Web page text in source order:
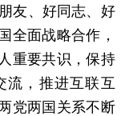
友、好同志、好
全面战略合作，
重要共识，保持
流，推进互联互
党两国关系不断